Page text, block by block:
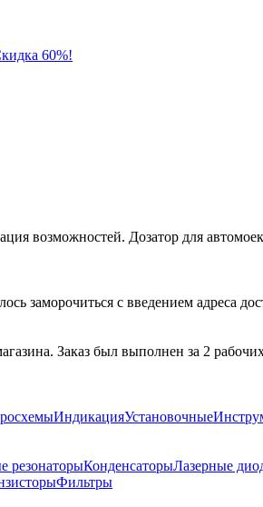
60%!
возможностей. Дозатор для
заморочиться с введением адреса
Заказ был выполнен за 2
ИндикацияУстановочные
резонаторыКонденсаторыЛазерные
Фильтры